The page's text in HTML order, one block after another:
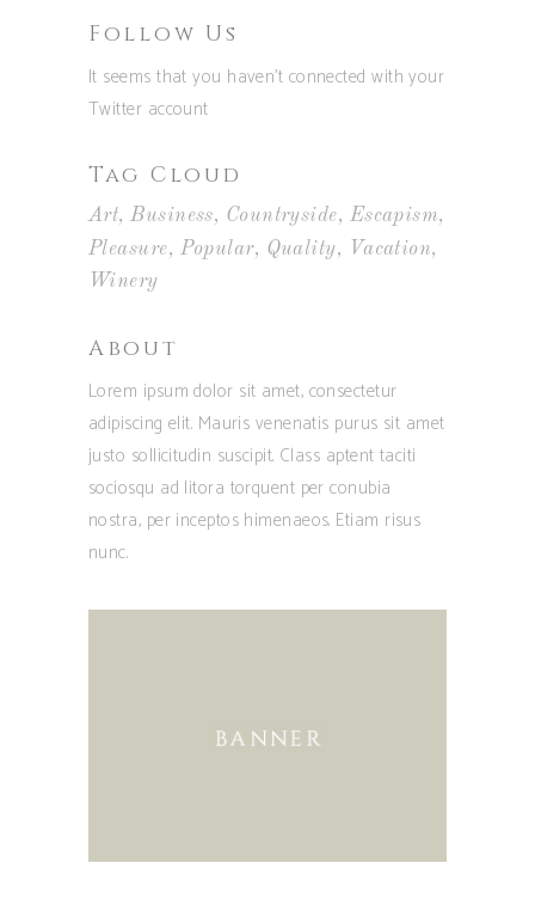
Follow Us
It seems that you haven't connected with your
Twitter account
Tag Cloud
Art Business Countryside
Escapism
Pleasure
Popular Quality
Vacation
Winery
About
Lorem ipsum dolor sit amet, consectetur
adipiscing elit. Mauris venenatis purus sit amet
justo sollicitudin suscipit. Class aptent taciti
sociosqu ad litora torquent per conubia
nostra, per inceptos himenaeos. Etiam risus
nunc.